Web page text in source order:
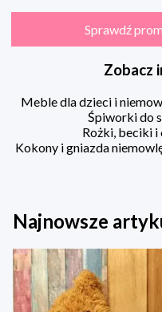
Sprawdź
Zobacz
Meble dla dzieci i
Śpiworki do
Rożki, beciki
Kokony i gniazda
Najnowsze